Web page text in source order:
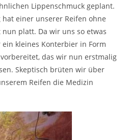
Lippenschmuck geplant.
einer unserer Reifen ohne
platt. Da wir uns so etwas
kleines Konterbier in Form
das wir nun erstmalig
Skeptisch brüten wir über
Reifen die Medizin